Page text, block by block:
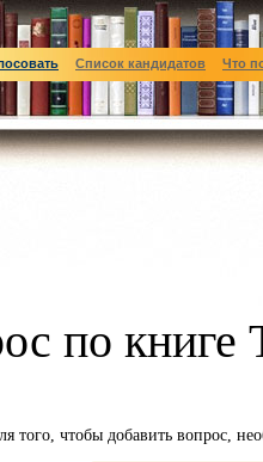
Список кандидатов Что
по
того, чтобы добавить вопрос,